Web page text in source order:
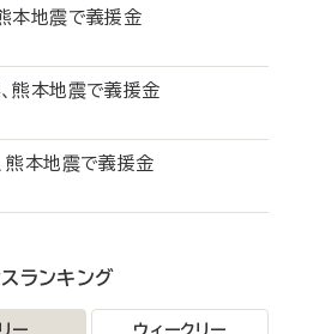
本地震で義援金
、熊本地震で義援金
熊本地震で義援金
ランキング
ー ウィークリー